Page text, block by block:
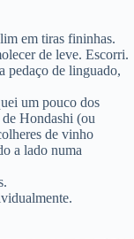
em tiras fininhas.
de leve. Escorri.
pedaço de linguado,
um pouco dos
Hondashi (ou
de vinho
a lado numa